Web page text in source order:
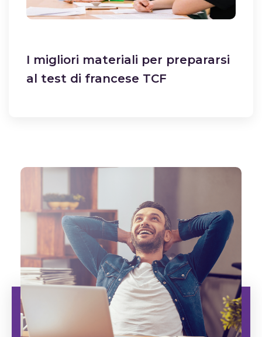
I migliori materiali per prepararsi
al test di francese TCF